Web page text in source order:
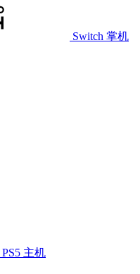
Switch 掌机
PS5 主机